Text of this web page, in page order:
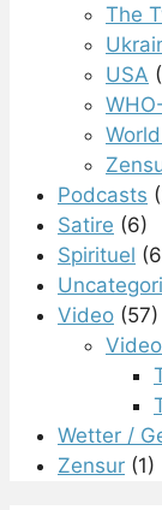
The
USA
Podcasts
Satire (6)
Spirituel
Video (57)
Wetter /
Zensur (1)